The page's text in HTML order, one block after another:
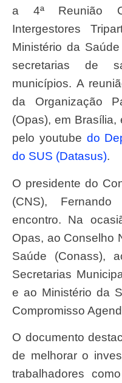
a 4ª Reunião
Intergestores
Ministério da
secretarias de
municípios. A
da Organização
(Opas), em
pelo youtube do
do SUS (Datasus).
O presidente do Conselho Nacional de Saúde
(CNS),
encontro. Na
Opas, ao Conselho
Saúde (Conass),
Secretarias
e ao Ministério da
Compromisso
O documento destaca a necessidade “urgente
de melhorar o
trabalhadores